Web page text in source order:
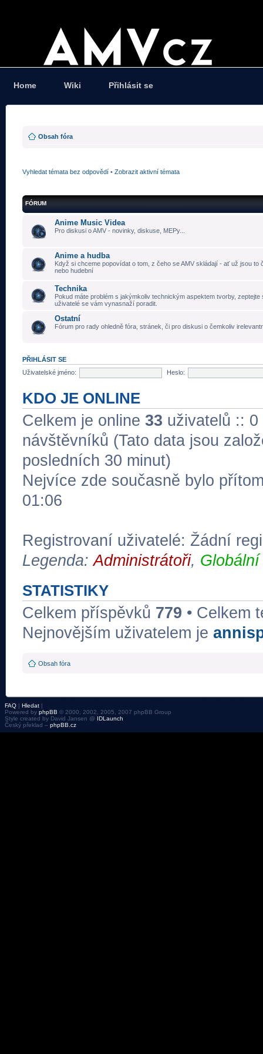
Home Wiki Přihlásit se
Obsah fóra
Vyhledat témata bez odpovědí • Zobrazit aktivní témata
FÓRUM
Anime Music Videa
Pro diskusi o AMV - novinky, diskuse, MEPy...
Anime a hudba
Když si chceme popovídat o tom, z čeho se AMV skládají - ať už jsou to
nebo hudební
Technika
Pokud máte problém s jakýmkoliv technickým aspektem tvorby, zeptejte
uživatelé se vám vynasnaží poradit.
Ostatní
Fórum pro rady ohledně fóra, stránek, či pro diskusi o čemkoliv
PŘIHLÁSIT SE
Uživatelské jméno:
Heslo:
KDO JE ONLINE
Celkem je online 33 uživatelů ::
návštěvníků (Tato data jsou
posledních 30 minut)
Nejvíce zde současně bylo
01:06
Registrovaní uživatelé: Žádní
Legenda:Administrátoři,
STATISTIKY
Celkem příspěvků 779 • Celkem
Nejnovějším uživatelem je
Obsah fóra
FAQ | Hledat |
Powered by phpBB © 2000, 2002, 2005, 2007 phpBB Group
Style created by David Jansen @ IDLaunch
Český překlad – phpBB.cz